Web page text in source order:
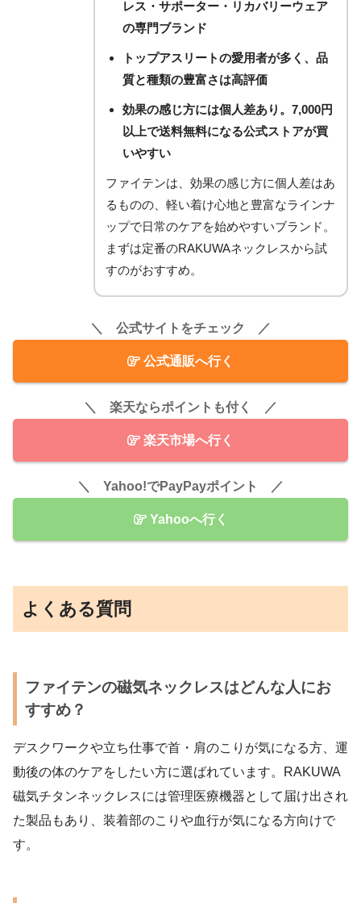
レス・サポーター・リカバリーウェア
の専門ブランド
トップアスリートの愛用者が多く、品
質と種類の豊富さは高評価
効果の感じ方には個人差あり。7,000円
以上で送料無料になる公式ストアが買
いやすい
ファイテンは、効果の感じ方に個人差はあ
るものの、軽い着け心地と豊富なラインナ
ップで日常のケアを始めやすいブランド。
まずは定番のRAKUWAネックレスから試
すのがおすすめ。
＼ 公式サイトをチェック ／
公式通販へ行く
＼ 楽天ならポイントも付く ／
楽天市場へ行く
＼ Yahoo!でPayPayポイント ／
Yahooへ行く
よくある質問
ファイテンの磁気ネックレスはどんな人にお
すすめ？
デスクワークや立ち仕事で首・肩のこりが気になる方、運
動後の体のケアをしたい方に選ばれています。RAKUWA
磁気チタンネックレスには管理医療機器として届け出され
た製品もあり、装着部のこりや血行が気になる方向けで
す。